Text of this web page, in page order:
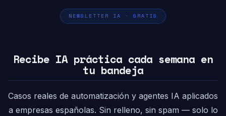
NEWSLETTER IA · GRATIS
Recibe IA práctica cada semana en
tu bandeja
Casos reales de automatización y agentes IA aplicados
a empresas españolas. Sin relleno, sin spam — solo lo